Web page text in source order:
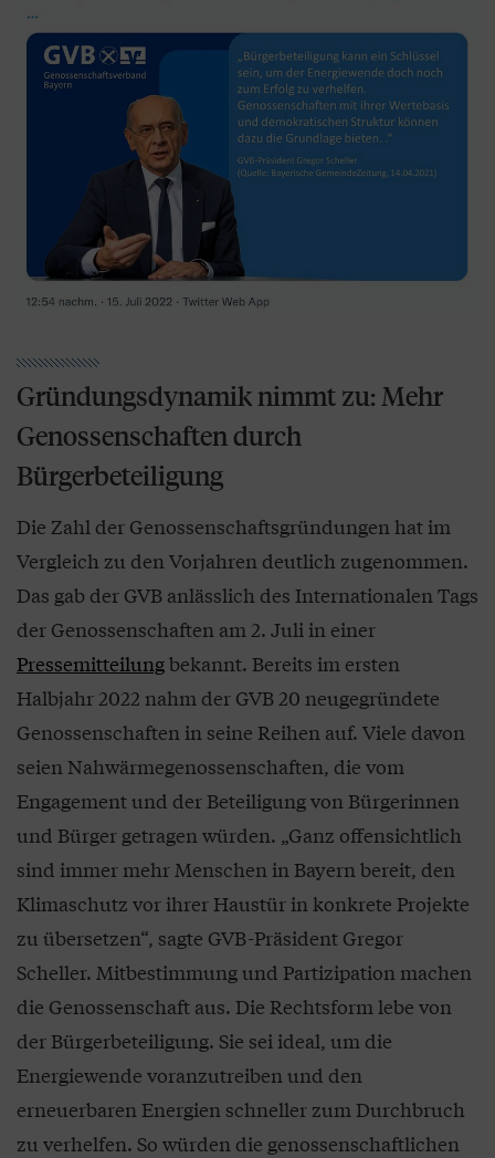
Gründungsdynamik nimmt zu: Mehr
Genossenschaften durch
Bürgerbeteiligung
Die Zahl der Genossenschaftsgründungen hat im
Vergleich zu den Vorjahren deutlich zugenommen.
Das gab der GVB anlässlich des Internationalen Tags
der Genossenschaften am 2. Juli in einer
Pressemitteilungbekannt. Bereits im ersten
Halbjahr 2022 nahm der GVB 20 neugegründete
Genossenschaften in seine Reihen auf. Viele davon
seien Nahwärmegenossenschaften, die vom
Engagement und der Beteiligung von Bürgerinnen
und Bürger getragen würden. „Ganz offensichtlich
sind immer mehr Menschen in Bayern bereit, den
Klimaschutz vor ihrer Haustür in konkrete Projekte
zu übersetzen“, sagte GVB-Präsident Gregor
Scheller. Mitbestimmung und Partizipation machen
die Genossenschaft aus. Die Rechtsform lebe von
der Bürgerbeteiligung. Sie sei ideal, um die
Energiewende voranzutreiben und den
erneuerbaren Energien schneller zum Durchbruch
zu verhelfen. So würden die genossenschaftlichen